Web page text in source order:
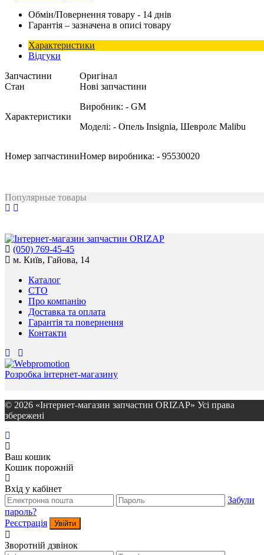
Обмін/Повернення товару - 14 днів
Гарантія – зазначена в описі товару
Характеристики
Відгуки
Запчастини
Оригінал
Стан
Нові запчастини
Характеристики
Виробник: - GM
Моделі: - Опель Insignia, Шевролє Malibu
Номер запчастиниНомер виробника: - 95530020
Популярные товары
(050) 769-45-45
м. Київ, Гайова, 14
Каталог
СТО
Про компанію
Доставка та оплата
Гарантія та повернення
Контакти
Розробка інтернет-магазину
© 2026 «Інтернет-магазин запчастин ORIZAP» Усі права
збережені
Ваш кошик
Кошик порожній
Вхід у кабінет
Забули
пароль?
Реєстрація
Увійти
Зворотній дзвінок